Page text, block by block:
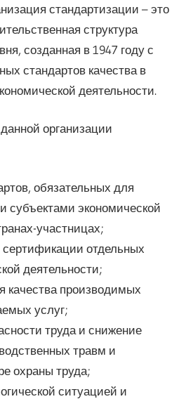
стандартизации – это
структура
созданная в 1947 году с
стандартов качества в
деятельности.
организации
обязательных для
субъектами экономической
участницах;
отдельных
деятельности;
качества производимых
услуг;
труда и снижение
травм и
охраны труда;
ситуацией и